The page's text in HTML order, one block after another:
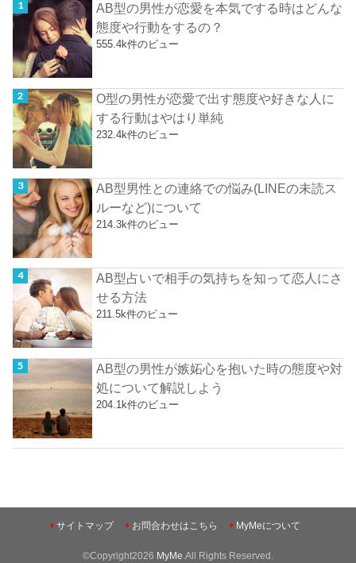
AB型の男性が恋愛を本気でする時はどんな
態度や行動をするの？
555.4k件のビュー
O型の男性が恋愛で出す態度や好きな人に
する行動はやはり単純
232.4k件のビュー
AB型男性との連絡での悩み(LINEの未読ス
ルーなど)について
214.3k件のビュー
AB型占いで相手の気持ちを知って恋人にさ
せる方法
211.5k件のビュー
AB型の男性が嫉妬心を抱いた時の態度や対
処について解説しよう
204.1k件のビュー
サイトマップ お問合わせはこちら MyMeについて
©Copyright2026 MyMe .All Rights Reserved.